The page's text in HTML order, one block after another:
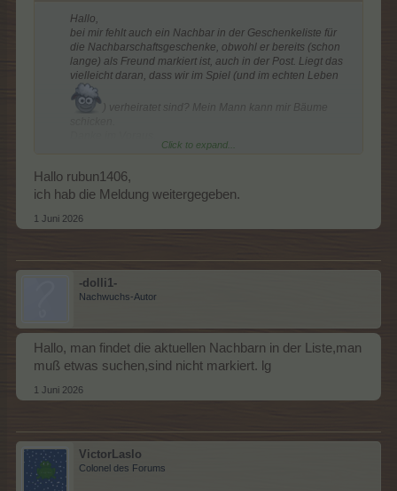
Hallo,
bei mir fehlt auch ein Nachbar in der Geschenkeliste für
die Nachbarschaftsgeschenke, obwohl er bereits (schon
lange) als Freund markiert ist, auch in der Post. Liegt das
vielleicht daran, dass wir im Spiel (und im echten Leben
) verheiratet sind? Mein Mann kann mir Bäume
Click to expand...
Hallo rubun1406,
ich hab die Meldung weitergegeben.
1 Juni 2026
-dolli1-
Nachwuchs-Autor
Hallo, man findet die aktuellen Nachbarn in der Liste,man
muß etwas suchen,sind nicht markiert. lg
1 Juni 2026
VictorLaslo
Colonel des Forums